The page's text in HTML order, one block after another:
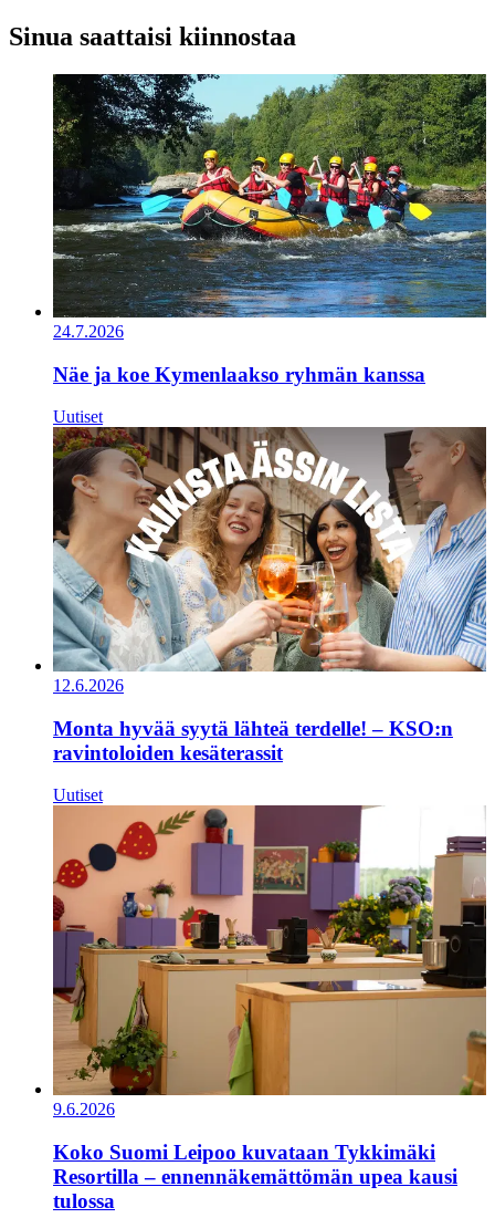
Sinua saattaisi kiinnostaa
24.7.2026
Näe ja koe Kymenlaakso ryhmän kanssa
Uutiset
12.6.2026
Monta hyvää syytä lähteä terdelle! – KSO:n
ravintoloiden kesäterassit
Uutiset
9.6.2026
Koko Suomi Leipoo kuvataan Tykkimäki
Resortilla – ennennäkemättömän upea kausi
tulossa